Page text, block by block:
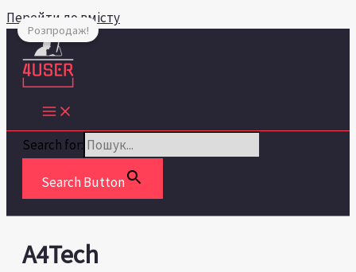
Перейти до вмісту
Search for:
Search Button
A4Tech
Розпродаж!